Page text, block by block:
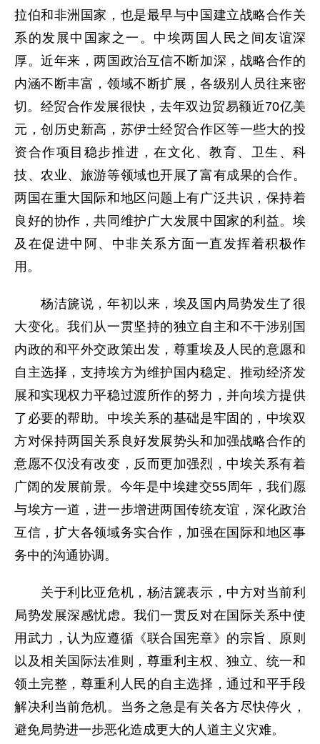
拉伯和非洲国家，也是最早与中国建立战略合作关
系的发展中国家之一。中埃两国人民之间友谊深
厚。近年来，两国政治互信不断加深，战略合作的
内涵不断丰富，领域不断扩展，各级别人员往来密
切。经贸合作发展很快，去年双边贸易额近70亿美
元，创历史新高，苏伊士经贸合作区等一些大的投
资合作项目稳步推进，在文化、教育、卫生、科
技、农业、旅游等领域也开展了富有成果的合作。
两国在重大国际和地区问题上有广泛共识，保持着
良好的协作，共同维护广大发展中国家的利益。埃
及在促进中阿、中非关系方面一直发挥着积极作
用。
杨洁篪说，年初以来，埃及国内局势发生了很
大变化。我们从一贯坚持的独立自主和不干涉别国
内政的和平外交政策出发，尊重埃及人民的意愿和
自主选择，支持埃方为维护国内稳定、推动经济发
展和实现权力平稳过渡所作的努力，并向埃方提供
了必要的帮助。中埃关系的基础是牢固的，中埃双
方对保持两国关系良好发展势头和加强战略合作的
意愿不仅没有改变，反而更加强烈，中埃关系有着
广阔的发展前景。今年是中埃建交55周年，我们愿
与埃方一道，进一步增进两国传统友谊，深化政治
互信，扩大各领域务实合作，加强在国际和地区事
务中的沟通协调。
关于利比亚危机，杨洁篪表示，中方对当前利
局势发展深感忧虑。我们一贯反对在国际关系中使
用武力，认为应遵循《联合国宪章》的宗旨、原则
以及相关国际法准则，尊重利主权、独立、统一和
领土完整，尊重利人民的自主选择，通过和平手段
解决利当前危机。当务之急是有关各方尽快停火，
避免局势进一步恶化造成更大的人道主义灾难。